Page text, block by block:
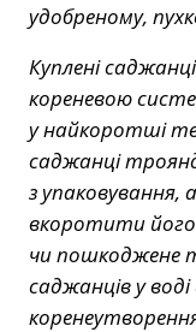
удобреному,
Куплені
кореневою
у найкоротші
саджанці
з упаковування,
вкоротити його
чи пошкоджене
саджанців у